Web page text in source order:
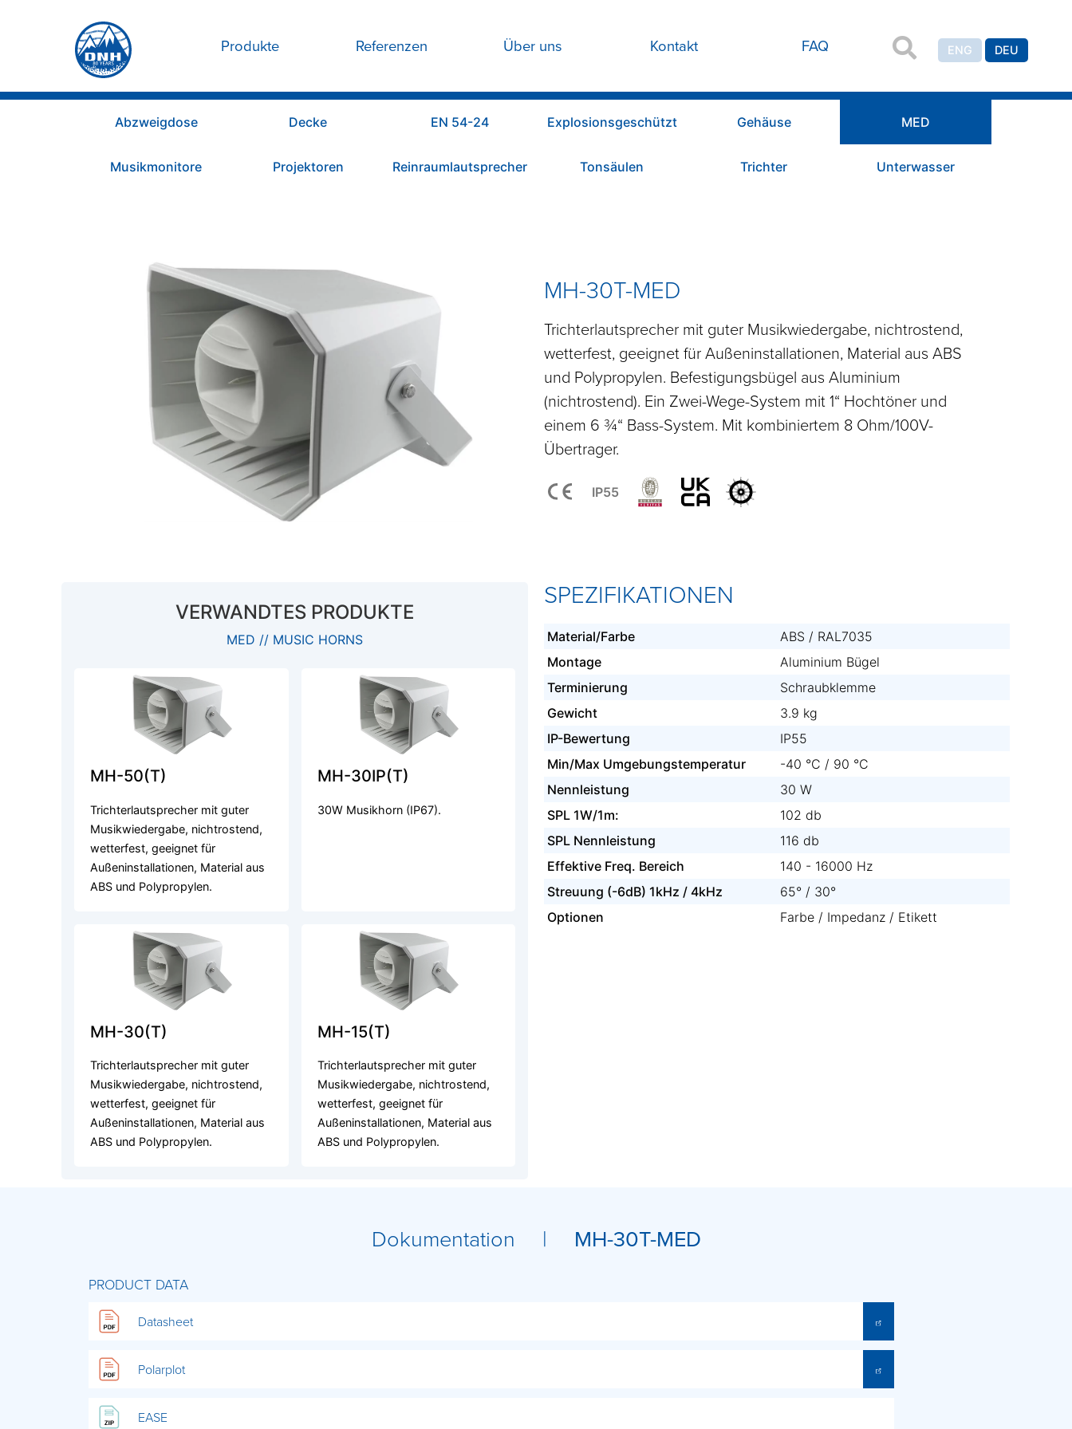
Produkte Referenzen Über uns Kontakt FAQ ENG DEU
Abzweigdose Decke EN 54-24 Explosionsgeschützt Gehäuse MED
Musikmonitore Projektoren Reinraumlautsprecher Tonsäulen Trichter Unterwasser
MH-30T-MED
Trichterlautsprecher mit guter Musikwiedergabe, nichtrostend,
wetterfest, geeignet für Außeninstallationen, Material aus ABS
und Polypropylen. Befestigungsbügel aus Aluminium
(nichtrostend). Ein Zwei-Wege-System mit 1“ Hochtöner und
einem 6 ¾“ Bass-System. Mit kombiniertem 8 Ohm/100V-
Übertrager.
IP55
VERWANDTES PRODUKTE
MED // MUSIC HORNS
MH-50(T)
Trichterlautsprecher mit guter
Musikwiedergabe, nichtrostend,
wetterfest, geeignet für
Außeninstallationen, Material aus
ABS und Polypropylen.
MH-30IP(T)
30W Musikhorn (IP67).
MH-30(T)
Trichterlautsprecher mit guter
Musikwiedergabe, nichtrostend,
wetterfest, geeignet für
Außeninstallationen, Material aus
ABS und Polypropylen.
MH-15(T)
Trichterlautsprecher mit guter
Musikwiedergabe, nichtrostend,
wetterfest, geeignet für
Außeninstallationen, Material aus
ABS und Polypropylen.
SPEZIFIKATIONEN
Material/Farbe
ABS / RAL7035
Montage
Aluminium Bügel
Terminierung
Schraubklemme
Gewicht
3.9 kg
IP-Bewertung
IP55
Min/Max Umgebungstemperatur
-40 °C / 90 °C
Nennleistung
30 W
SPL 1W/1m:
102 db
SPL Nennleistung
116 db
Effektive Freq. Bereich
140 - 16000 Hz
Streuung (-6dB) 1kHz / 4kHz
65° / 30°
Optionen
Farbe / Impedanz / Etikett
Dokumentation | MH-30T-MED
PRODUCT DATA
Datasheet
Polarplot
EASE